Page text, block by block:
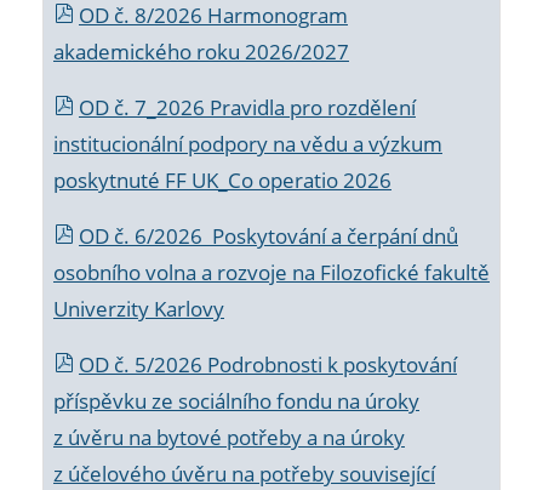
OD č. 8/2026 Harmonogram
akademického roku 2026/2027
OD č. 7_2026 Pravidla pro rozdělení
institucionální podpory na vědu a výzkum
poskytnuté FF UK_Co operatio 2026
OD č. 6/2026 Poskytování a čerpání dnů
osobního volna a rozvoje na Filozofické fakultě
Univerzity Karlovy
OD č. 5/2026 Podrobnosti k poskytování
příspěvku ze sociálního fondu na úroky
z úvěru na bytové potřeby a na úroky
z účelového úvěru na potřeby související